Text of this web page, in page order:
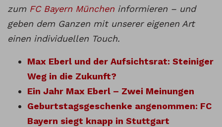
zum FC Bayern München informieren – und
geben dem Ganzen mit unserer eigenen Art
einen individuellen Touch.
Max Eberl und der Aufsichtsrat: Steiniger
Weg in die Zukunft?
Ein Jahr Max Eberl – Zwei Meinungen
Geburtstagsgeschenke angenommen: FC
Bayern siegt knapp in Stuttgart